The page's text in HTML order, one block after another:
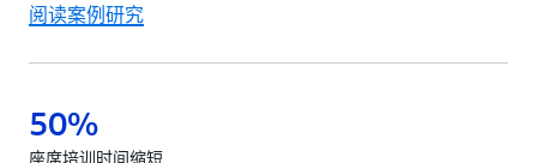
阅读案例研究
50%
座席培训时间缩短